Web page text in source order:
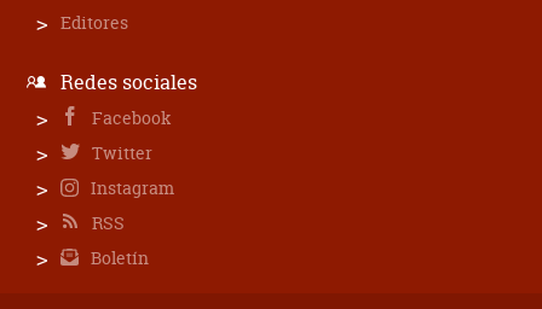
Editores
Redes sociales
Facebook
Twitter
Instagram
RSS
Boletín